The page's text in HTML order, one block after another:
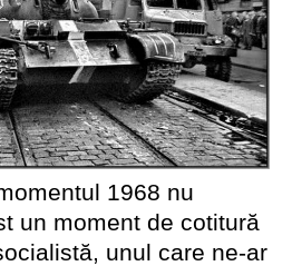
1968 nu
un moment de cotitură
unul care ne-ar